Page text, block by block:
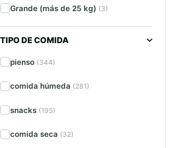
Grande (más de 25 kg) (3)
TIPO DE COMIDA
pienso (344)
comida húmeda (281)
snacks (195)
comida seca (32)